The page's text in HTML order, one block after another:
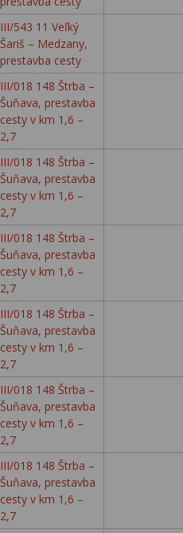
III/543 11 Veľký
Šariš – Medzany,
prestavba cesty
III/018 148 Štrba –
Šuňava, prestavba
cesty v km 1,6 –
2,7
III/018 148 Štrba –
Šuňava, prestavba
cesty v km 1,6 –
2,7
III/018 148 Štrba –
Šuňava, prestavba
cesty v km 1,6 –
2,7
III/018 148 Štrba –
Šuňava, prestavba
cesty v km 1,6 –
2,7
III/018 148 Štrba –
Šuňava, prestavba
cesty v km 1,6 –
2,7
III/018 148 Štrba –
Šuňava, prestavba
cesty v km 1,6 –
2,7